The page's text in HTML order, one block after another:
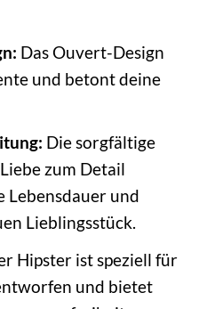
Das Ouvert-Design
und betont deine
Die sorgfältige
zum Detail
Lebensdauer und
Lieblingsstück.
Hipster ist speziell für
und bietet